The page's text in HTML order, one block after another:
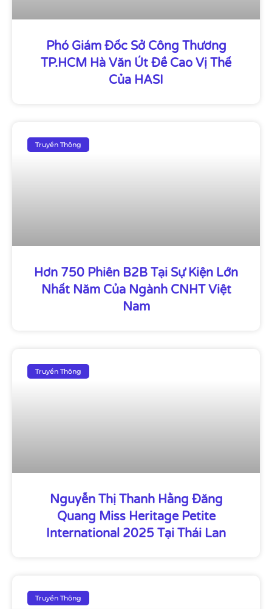
Phó Giám Đốc Sở Công Thương
TP.HCM Hà Văn Út Đề Cao Vị Thế
Của HASI
Truyền Thông
Hơn 750 Phiên B2B Tại Sự Kiện Lớn
Nhất Năm Của Ngành CNHT Việt
Nam
Truyền Thông
Nguyễn Thị Thanh Hằng Đăng
Quang Miss Heritage Petite
International 2025 Tại Thái Lan
Truyền Thông